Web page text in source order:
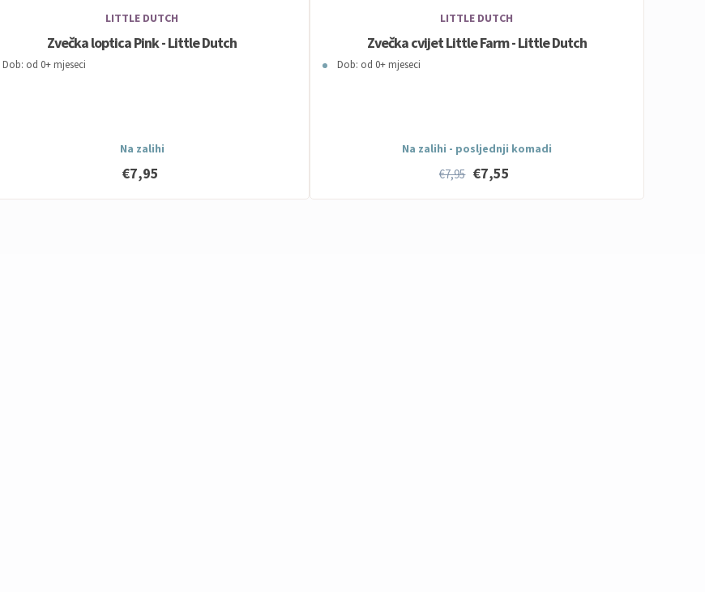
LITTLE DUTCH
Zvečka loptica Pink - Little Dutch
Dob: od 0+ mjeseci
Na zalihi
€7,95
LITTLE DUTCH
Zvečka cvijet Little Farm - Little Dutch
Dob: od 0+ mjeseci
Na zalihi - posljednji komadi
€7,95 €7,55